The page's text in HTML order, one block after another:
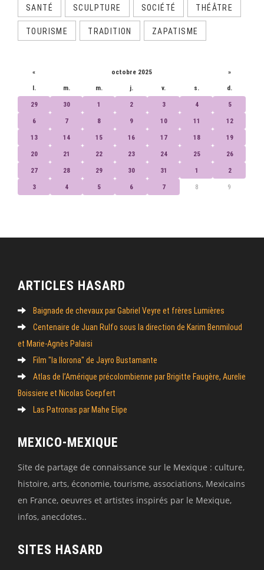
SANTÉ SCULPTURE SOCIÉTÉ THÉÂTRE
TOURISME TRADITION ZAPATISME
« octobre 2025 »
l. m. m. j. v. s. d.
29 30 1 2 3 4 5
6 7 8 9 10 11 12
13 14 15 16 17 18 19
20 21 22 23 24 25 26
27 28 29 30 31 1 2
3 4 5 6 7 8 9
ARTICLES HASARD
Baignade de chevaux par Gabriel Veyre et frères Lumières
Centenaire de Juan Rulfo sous la direction de Karim Benmiloud
et Marie-Agnès Palaisi
Film "la llorona" de Jayro Bustamante
Atlas de l’Amérique précolombienne par Brigitte Faugère, Aurelie
Boissiere et Nicolas Goepfert
Las Patronas par Mahe Elipe
MEXICO-MEXIQUE
Site de partage de connaissance sur le Mexique : culture,
histoire, arts, économie, tourisme, associations, Mexicains
en France, oeuvres et artistes inspirés par le Mexique,
infos, anecdotes..
SITES HASARD